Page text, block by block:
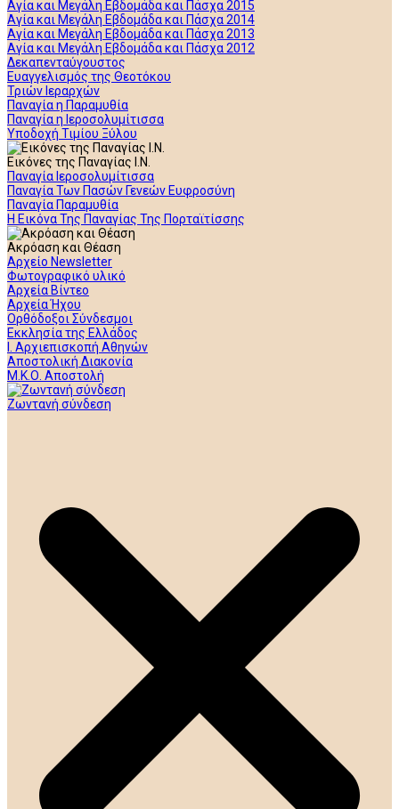
Αγία και Μεγάλη Εβδομάδα και Πάσχα 2015
Αγία και Μεγάλη Εβδομάδα και Πάσχα 2014
Αγία και Μεγάλη Εβδομάδα και Πάσχα 2013
Αγία και Μεγάλη Εβδομάδα και Πάσχα 2012
Δεκαπενταύγουστος
Ευαγγελισμός της Θεοτόκου
Τριών Ιεραρχών
Παναγία η Παραμυθία
Παναγία η Ιεροσολυμίτισσα
Υποδοχή Τιμίου Ξύλου
Εικόνες της Παναγίας Ι.Ν.
Παναγία Ιεροσολυμίτισσα
Παναγία Των Πασών Γενεών Ευφροσύνη
Παναγία Παραμυθία
Η Εικόνα Της Παναγίας Της Πορταϊτίσσης
Ακρόαση και Θέαση
Αρχείο Newsletter
Φωτογραφικό υλικό
Αρχεία Βίντεο
Αρχεία Ήχου
Ορθόδοξοι Σύνδεσμοι
Εκκλησία της Ελλάδος
Ι. Αρχιεπισκοπή Αθηνών
Αποστολική Διακονία
Μ.Κ.Ο. Αποστολή
Ζωντανή σύνδεση